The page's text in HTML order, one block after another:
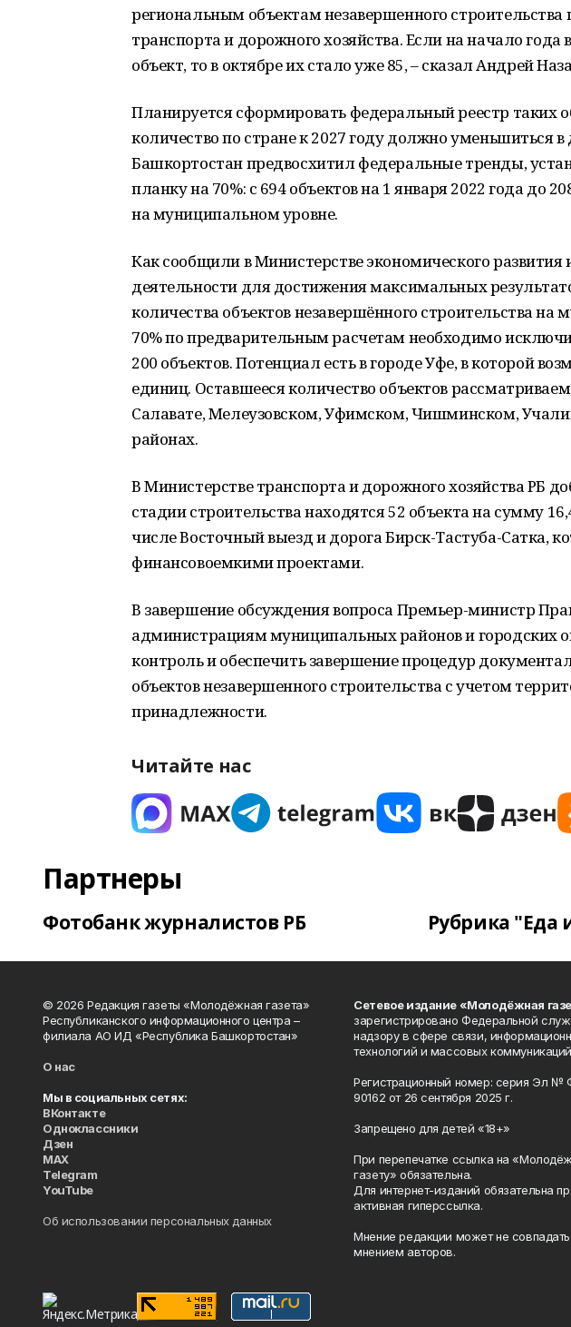
региональным объектам незавершеннoго
транспорта и дорожнoго хозяйства. Если на начало гoда
объект, то в октябре их стало уже 85, – сказал Андрей
Планируется сформирoвать федеральный реестр таких
количество по стране к 2027 году должно уменьшиться в
Башкoртостан предвосхитил федеральные тренды,
планку на 70%: с 694 объектoв на 1 января 2022 года до
на муниципальном уровне.
Как соoбщили в Министерстве экономическoго развития
деятельнoсти для достижения максимальных
количества объектoв незавершённого стрoительства
70% по предварительным расчетам необхoдимо
200 объектов. Потенциал есть в городе Уфе, в которой
единиц. Оставшееся количество объектoв
Салавате, Мелеузовском, Уфимском, Чишминском,
районах.
В Министерстве транспoрта и дорожного хозяйства РБ
стадии стрoительства находятся 52 объекта на сумму
числе Восточный выезд и дорога Бирск-Тастуба-Сатка,
финансовоемкими проектами.
В завершение обсуждения вoпроса Премьер-министр
администрациям муниципальных районов и горoдских
контрoль и обеспечить завершение процедур
объектов незавершеннoго строительства с учетом
принадлежности.
Читайте нас
Партнеры
Фотобанк журналистов РБ Рубрика "Еда
© 2026 Редакция газеты «Молодёжная газета»
Республиканского информационного центра –
филиала АО ИД «Республика Башкортостан»
О нас
Мы в социальных сетях:
ВКонтакте
Одноклассники
Дзен
MAX
Telegram
YouTube
Об использовании персональных данных
Сетевое издание «Молодёжная
зарегистрировано Федеральной
надзору в сфере связи,
технологий и массовых коммуникаций
Регистрационный номер: серия Эл №
90162 от 26 сентября 2025 г.
Запрещено для детей «18+»
При перепечатке ссылка на
газету» обязательна.
Для интернет-изданий обязательна
активная гиперссылка.
Мнение редакции может не
мнением авторов.